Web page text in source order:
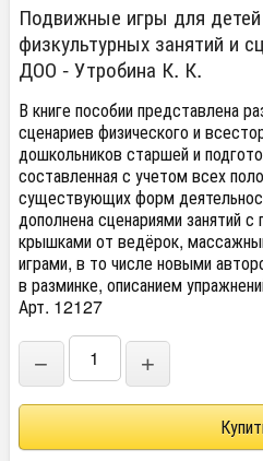
Подвижные игры для
физкультурных занятий и
ДОО - Утробина К. К.
В книге пособии представлена
сценариев физического и
дошкольников старшей и
составленная с учетом всех
существующих форм
дополнена сценариями занятий
крышками от ведёрок,
играми, в то числе новыми
в разминке, описанием
Арт. 12127
− +